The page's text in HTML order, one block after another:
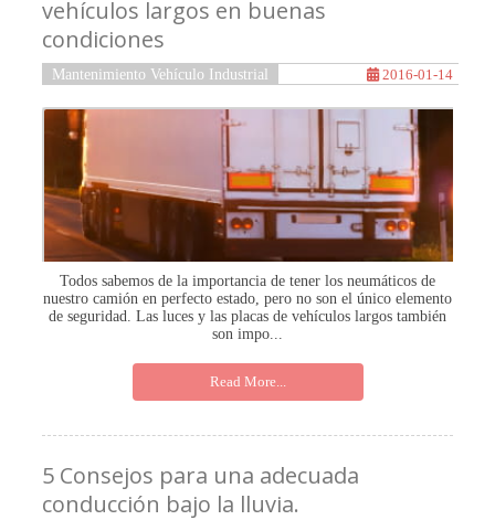
vehículos largos en buenas
condiciones
Mantenimiento Vehículo Industrial 2016-01-14
Todos sabemos de la importancia de tener los neumáticos de
nuestro camión en perfecto estado, pero no son el único elemento
de seguridad. Las luces y las placas de vehículos largos también
son impo...
Read More...
5 Consejos para una adecuada
conducción bajo la lluvia.